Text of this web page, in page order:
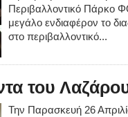
Περιβαλλοντικό Πάρκο
μεγάλο ενδιαφέρον το
στο περιβαλλοντικό...
του
Την Παρασκευή 26